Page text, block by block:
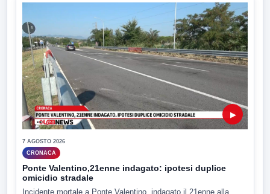
▶
7 AGOSTO 2026
CRONACA
Ponte Valentino,21enne indagato: ipotesi duplice
omicidio stradale
Incidente mortale a Ponte Valentino, indagato il 21enne alla